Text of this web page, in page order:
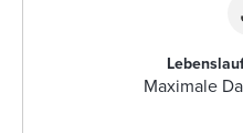
Maximale